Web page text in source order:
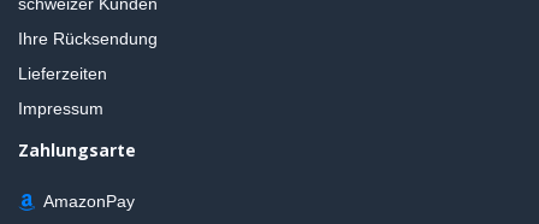
Ihre Rücksendung
Lieferzeiten
Impressum
Zahlungsarte
AmazonPay